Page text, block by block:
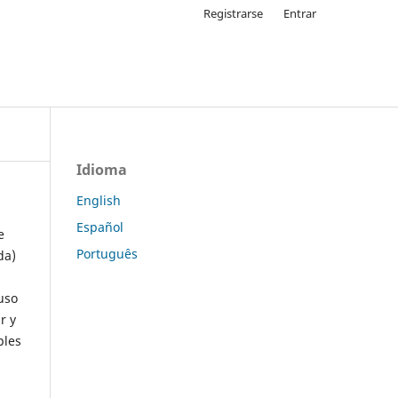
Registrarse Entrar
y
Idioma
English
Español
Português